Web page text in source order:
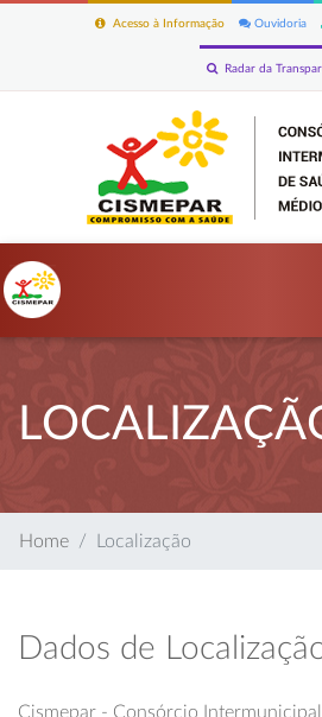
Ouvidoria
Acesso à Informação
Radar da
Home Localização
Dados de
Cismepar - Consórcio